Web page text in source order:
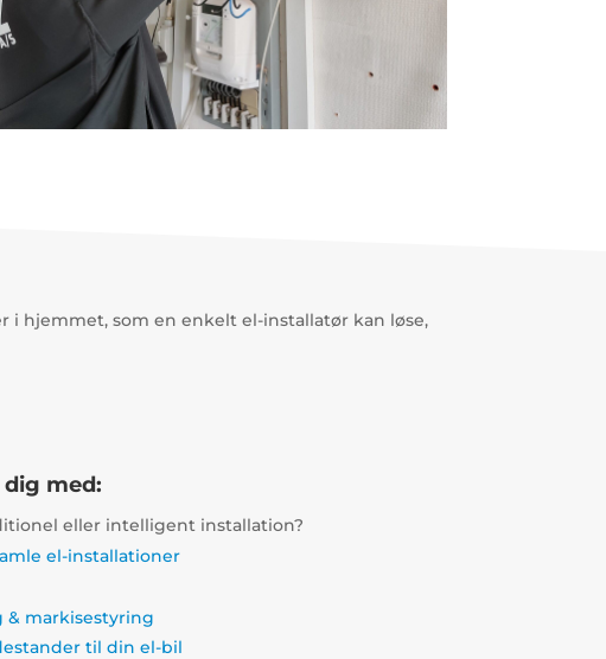
i hjemmet, som en enkelt el-installatør kan løse,
med:
eller intelligent installation?
el-installationer
markisestyring
til din el-bil